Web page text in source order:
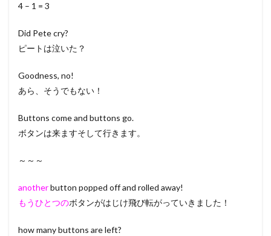
4 – 1 = 3
Did Pete cry?
ピートは泣いた？
Goodness, no!
あら、そうでもない！
Buttons come and buttons go.
ボタンは来ますそして行きます。
～～～
anotherbutton popped off and rolled away!
もうひとつのボタンがはじけ飛び転がっていきました！
how many buttons are left?